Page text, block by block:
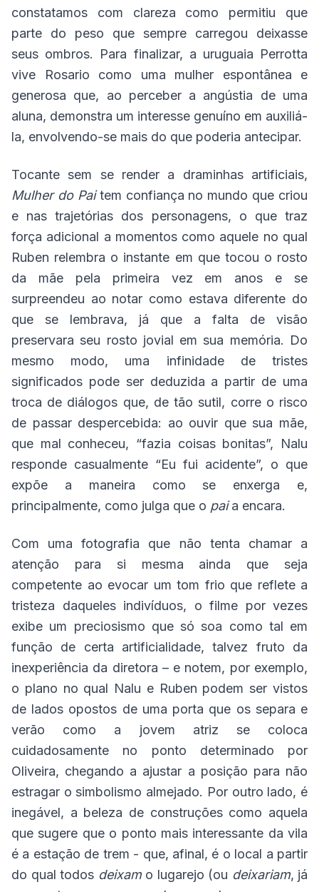
constatamos com clareza como permitiu que
parte do peso que sempre carregou deixasse
seus ombros. Para finalizar, a uruguaia Perrotta
vive Rosario como uma mulher espontânea e
generosa que, ao perceber a angústia de uma
aluna, demonstra um interesse genuíno em auxiliá-
la, envolvendo-se mais do que poderia antecipar.
Tocante sem se render a draminhas artificiais,
Mulher do Paitem confiança no mundo que criou
e nas trajetórias dos personagens, o que traz
força adicional a momentos como aquele no qual
Ruben relembra o instante em que tocou o rosto
da mãe pela primeira vez em anos e se
surpreendeu ao notar como estava diferente do
que se lembrava, já que a falta de visão
preservara seu rosto jovial em sua memória. Do
mesmo modo, uma infinidade de tristes
significados pode ser deduzida a partir de uma
troca de diálogos que, de tão sutil, corre o risco
de passar despercebida: ao ouvir que sua mãe,
que mal conheceu, “fazia coisas bonitas”, Nalu
responde casualmente “Eu fui acidente”, o que
expõe a maneira como se enxerga e,
principalmente, como julga que o paia encara.
Com uma fotografia que não tenta chamar a
atenção para si mesma ainda que seja
competente ao evocar um tom frio que reflete a
tristeza daqueles indivíduos, o filme por vezes
exibe um preciosismo que só soa como tal em
função de certa artificialidade, talvez fruto da
inexperiência da diretora – e notem, por exemplo,
o plano no qual Nalu e Ruben podem ser vistos
de lados opostos de uma porta que os separa e
verão como a jovem atriz se coloca
cuidadosamente no ponto determinado por
Oliveira, chegando a ajustar a posição para não
estragar o simbolismo almejado. Por outro lado, é
inegável, a beleza de construções como aquela
que sugere que o ponto mais interessante da vila
é a estação de trem - que, afinal, é o local a partir
do qual todos deixamo lugarejo (ou deixariam, já